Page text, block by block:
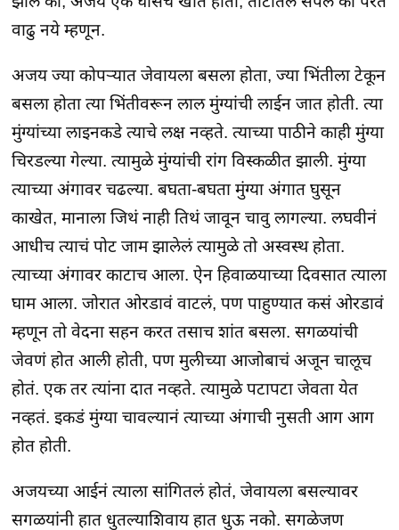
वाढु नये म्हणून.
अजय ज्या कोपऱ्यात जेवायला बसला होता, ज्या भिंतीला टेकून
बसला होता त्या भिंतीवरून लाल मुंग्यांची लाईन जात होती. त्या
मुंग्यांच्या लाइनकडे त्याचे लक्ष नव्हते. त्याच्या पाठीने काही मुंग्या
चिरडल्या गेल्या. त्यामुळे मुंग्यांची रांग विस्कळीत झाली. मुंग्या
त्याच्या अंगावर चढल्या. बघता-बघता मुंग्या अंगात घुसून
काखेत, मानाला जिथं नाही तिथं जावून चावु लागल्या. लघवीनं
आधीच त्याचं पोट जाम झालेलं त्यामुळे तो अस्वस्थ होता.
त्याच्या अंगावर काटाच आला. ऐन हिवाळयाच्या दिवसात त्याला
घाम आला. जोरात ओरडावं वाटलं, पण पाहुण्यात कसं ओरडावं
म्हणून तो वेदना सहन करत तसाच शांत बसला. सगळयांची
जेवणं होत आली होती, पण मुलीच्या आजोबाचं अजून चालूच
होतं. एक तर त्यांना दात नव्हते. त्यामुळे पटापटा जेवता येत
नव्हतं. इकडं मुंग्या चावल्यानं त्याच्या अंगाची नुसती आग आग
होत होती.
अजयच्या आईनं त्याला सांगितलं होतं, जेवायला बसल्यावर
सगळयांनी हात धुतल्याशिवाय हात धुऊ नको. सगळेजण